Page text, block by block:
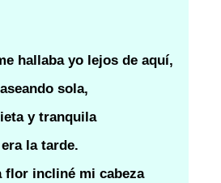
hallaba yo lejos de aquí,
sola,
y tranquila
era la tarde.
flor incliné mi cabeza